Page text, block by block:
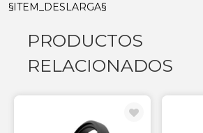
§ITEM_DESLARGA§
PRODUCTOS
RELACIONADOS